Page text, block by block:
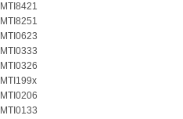
MTI8421
MTI8251
MTI0623
MTI0333
MTI0326
MTI199x
MTI0206
MTI0133